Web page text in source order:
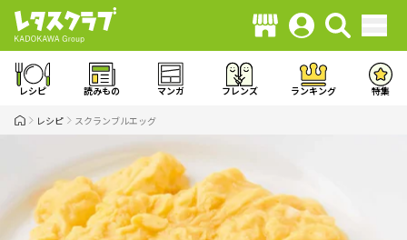
レシピ 読みもの マンガ フレンズ ランキング 特集
レシピ スクランブルエッグ